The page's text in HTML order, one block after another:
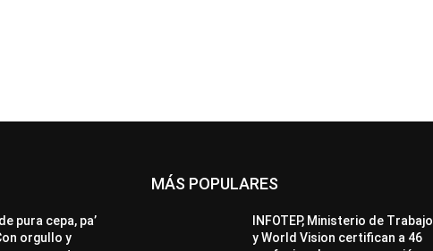
pura cepa, pa’
orgullo y
MÁS POPULARES
All Destacado
INFOTEP, Ministerio de Trabajo
y World Vision certifican a 46